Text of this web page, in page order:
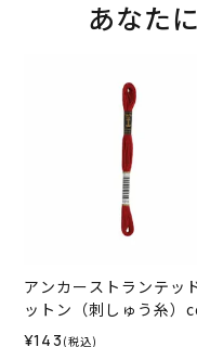
あなた
アンカーストランテッ
ットン（刺しゅう糸）
015
¥143 (税込)